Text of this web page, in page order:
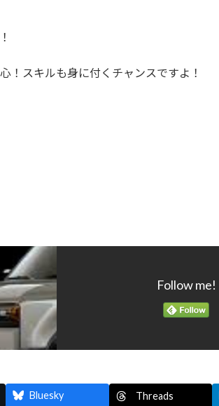
！スキルも身に付くチャンスですよ！
Follow me!
Bluesky Threads